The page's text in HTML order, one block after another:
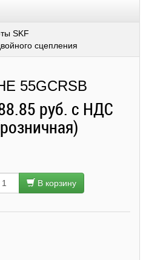
SKF
сцепления
55GCRSB
руб. с НДС
В корзину